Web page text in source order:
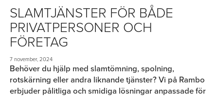
SLAMTJÄNSTER FÖR BÅDE
PRIVATPERSONER OCH
FÖRETAG
7 november, 2024
Behöver du hjälp med slamtömning, spolning,
rotskärning eller andra liknande tjänster? Vi på Rambo
erbjuder pålitliga och smidiga lösningar anpassade för